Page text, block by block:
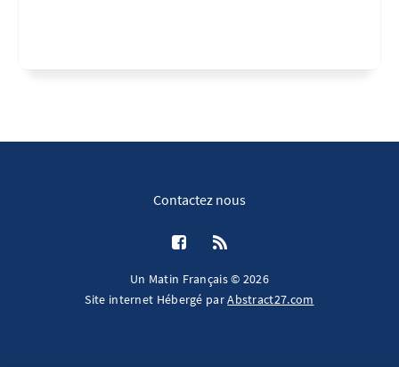
Contactez nous
Un Matin Français © 2026
Site internet Hébergé parAbstract27.com